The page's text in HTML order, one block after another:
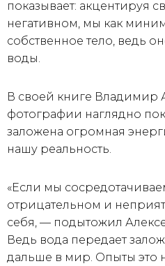
показывает: акцентируя
негативном, мы как
собственное тело, ведь
воды.
В своей книге Владимир
фотографии наглядно
заложена огромная
нашу реальность.
«Если мы
отрицательном и
себя, — подытожил
Ведь вода передает
дальше в мир. Опыты это